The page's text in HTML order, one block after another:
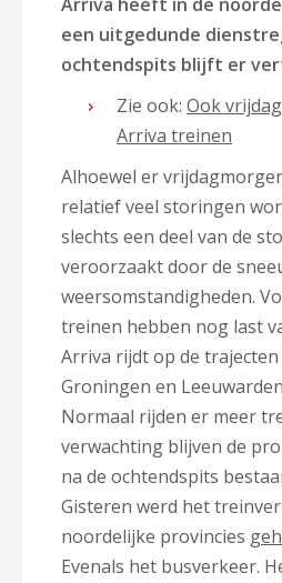
een uitgedunde
ochtendspits blijft er
Zie ook: Ook
Arriva treinen
Alhoewel er
relatief veel storingen
slechts een deel van de
veroorzaakt door de
weersomstandigheden.
treinen hebben nog last
Arriva rijdt op de
Groningen en
Normaal rijden er meer
verwachting blijven de
na de ochtendspits
Gisteren werd het
noordelijke provincies
Evenals het busverkeer.